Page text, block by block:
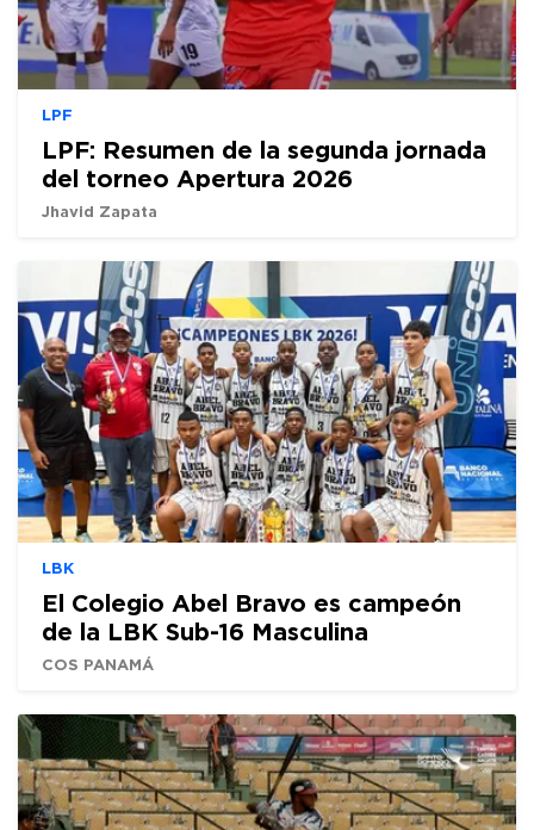
LPF
LPF: Resumen de la segunda jornada
del torneo Apertura 2026
Jhavid Zapata
LBK
El Colegio Abel Bravo es campeón
de la LBK Sub-16 Masculina
COS PANAMÁ